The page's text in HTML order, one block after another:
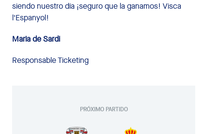
siendo nuestro día ¡seguro que la ganamos! Visca
l'Espanyol!
Maria de Sardi
Responsable Ticketing
PRÓXIMO PARTIDO